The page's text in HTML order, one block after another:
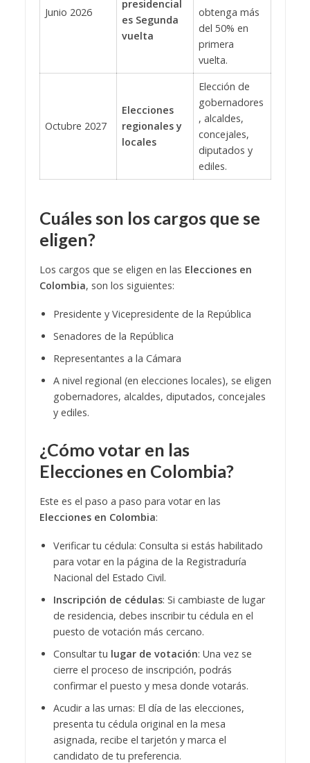
Junio 2026
presidencial
es Segunda
vuelta
obtenga más
del 50% en
primera
vuelta.
Octubre 2027
Elecciones
regionales y
locales
Elección de
gobernadores
, alcaldes,
concejales,
diputados y
ediles.
Cuáles son los cargos que se
eligen?
Los cargos que se eligen en las Elecciones en
Colombia, son los siguientes:
Presidente y Vicepresidente de la República
Senadores de la República
Representantes a la Cámara
A nivel regional (en elecciones locales), se eligen
gobernadores, alcaldes, diputados, concejales
y ediles.
¿Cómo votar en las
Elecciones en Colombia?
Este es el paso a paso para votar en las
Elecciones en Colombia:
Verificar tu cédula: Consulta si estás habilitado
para votar en la página de la Registraduría
Nacional del Estado Civil.
Inscripción de cédulas: Si cambiaste de lugar
de residencia, debes inscribir tu cédula en el
puesto de votación más cercano.
Consultar tu lugar de votación: Una vez se
cierre el proceso de inscripción, podrás
confirmar el puesto y mesa donde votarás.
Acudir a las urnas: El día de las elecciones,
presenta tu cédula original en la mesa
asignada, recibe el tarjetón y marca el
candidato de tu preferencia.